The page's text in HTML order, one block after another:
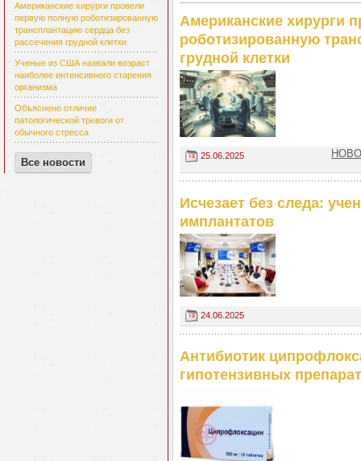
Американские хирурги провели
первую полную роботизированную
трансплантацию сердца без
рассечения грудной клетки
Ученые из США назвали возраст
наиболее интенсивного старения
организма
Объяснено отличие
патологической тревоги от
обычного стресса
Все новости
Американские хирурги
роботизированную
грудной клетки
25.06.2025
Исчезает без следа:
имплантатов
24.06.2025
Антибиотик
гипотензивных